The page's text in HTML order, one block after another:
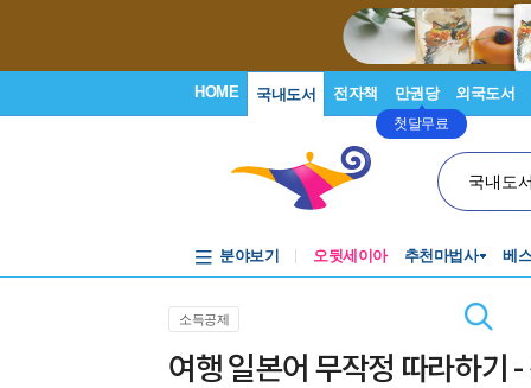
HOME 국내도서 전자책 만권당
첫달무료
외국도서
국내도
분야보기 오뒷세이아 추천마법사 베
소득공제
여행 일본어 무작정 따라하기